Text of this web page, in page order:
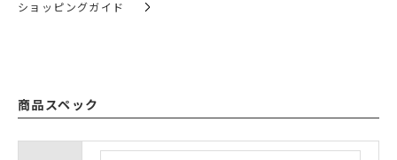
ショッピングガイド
商品スペック